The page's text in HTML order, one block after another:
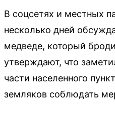
В соцсетях и местных
несколько дней
медведе, который
утверждают, что
части населенного
земляков соблюдать